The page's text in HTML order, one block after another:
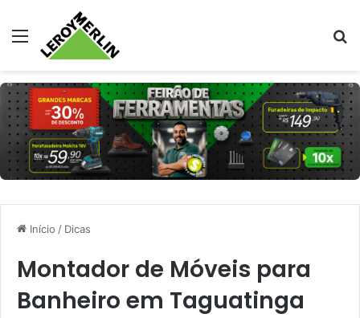
Menu
Início / Dicas
Montador de Móveis para
Banheiro em Taguatinga